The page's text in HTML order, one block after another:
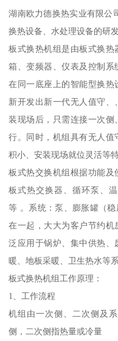
湖南欧力德换热实业有限公
换热设备、水处理设备的研
板式换热机组是由板式换
箱、变频器、仪表及控制
在同一底座上的智能型换热
新开发出新一代无人值守
装现场后，只需连接一次
行。同时，机组具有无人
积小、安装现场就位灵活等特
板式热交换机组根据功能及
板式热交换器、循环泵、
等 。系统：泵、膨胀罐（
在一起，大大为客户节约
泛应用于锅炉、集中供热
暖、地板采暖、卫生热水等系
板式换热机组工作原理：
1、工作流程
机组由一次侧、二次侧及
侧，二次侧指热量或冷量